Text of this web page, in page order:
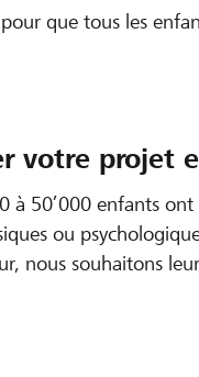
que tous les
votre projet
à 50’000 enfants
ou
nous souhaitons